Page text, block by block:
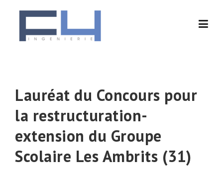
Lauréat du Concours pour
la restructuration-
extension du Groupe
Scolaire Les Ambrits (31)